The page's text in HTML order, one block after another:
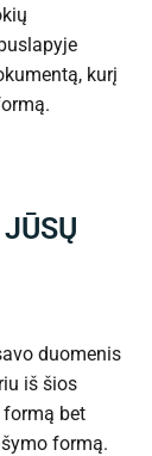
kurį
duomenis
iš šios
bet
formą.